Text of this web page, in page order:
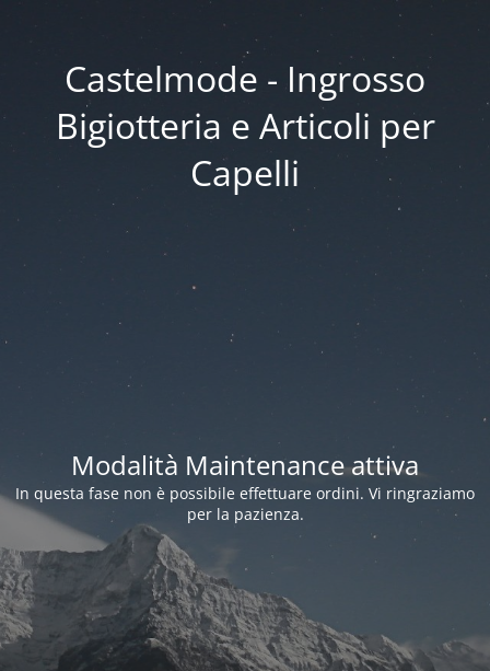
Castelmode - Ingrosso
Bigiotteria e Articoli per
Capelli
Modalità Maintenance attiva
In questa fase non è possibile effettuare ordini. Vi ringraziamo
per la pazienza.